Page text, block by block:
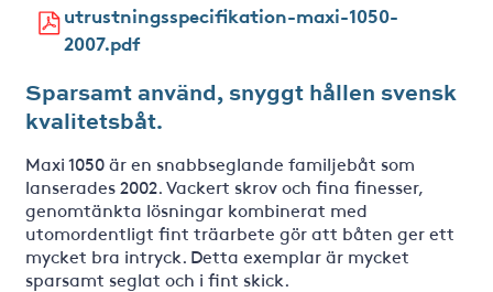
utrustningsspecifikation-maxi-1050-
2007.pdf
Sparsamt använd, snyggt hållen svensk
kvalitetsbåt.
Maxi 1050 är en snabbseglande familjebåt som
lanserades 2002. Vackert skrov och fina finesser,
genomtänkta lösningar kombinerat med
utomordentligt fint träarbete gör att båten ger ett
mycket bra intryck. Detta exemplar är mycket
sparsamt seglat och i fint skick.